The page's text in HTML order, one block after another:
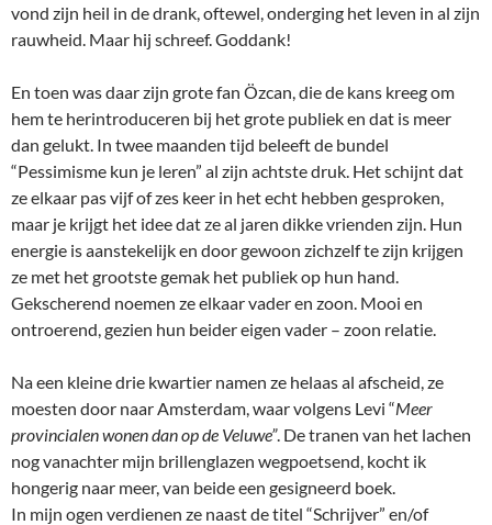
vond zijn heil in de drank, oftewel, onderging het leven in al zijn
rauwheid. Maar hij schreef. Goddank!
En toen was daar zijn grote fan Özcan, die de kans kreeg om
hem te herintroduceren bij het grote publiek en dat is meer
dan gelukt. In twee maanden tijd beleeft de bundel
“Pessimisme kun je leren” al zijn achtste druk. Het schijnt dat
ze elkaar pas vijf of zes keer in het echt hebben gesproken,
maar je krijgt het idee dat ze al jaren dikke vrienden zijn. Hun
energie is aanstekelijk en door gewoon zichzelf te zijn krijgen
ze met het grootste gemak het publiek op hun hand.
Gekscherend noemen ze elkaar vader en zoon. Mooi en
ontroerend, gezien hun beider eigen vader – zoon relatie.
Na een kleine drie kwartier namen ze helaas al afscheid, ze
moesten door naar Amsterdam, waar volgens Levi “Meer
provincialen wonen dan op de Veluwe”. De tranen van het lachen
nog vanachter mijn brillenglazen wegpoetsend, kocht ik
hongerig naar meer, van beide een gesigneerd boek.
In mijn ogen verdienen ze naast de titel “Schrijver” en/of